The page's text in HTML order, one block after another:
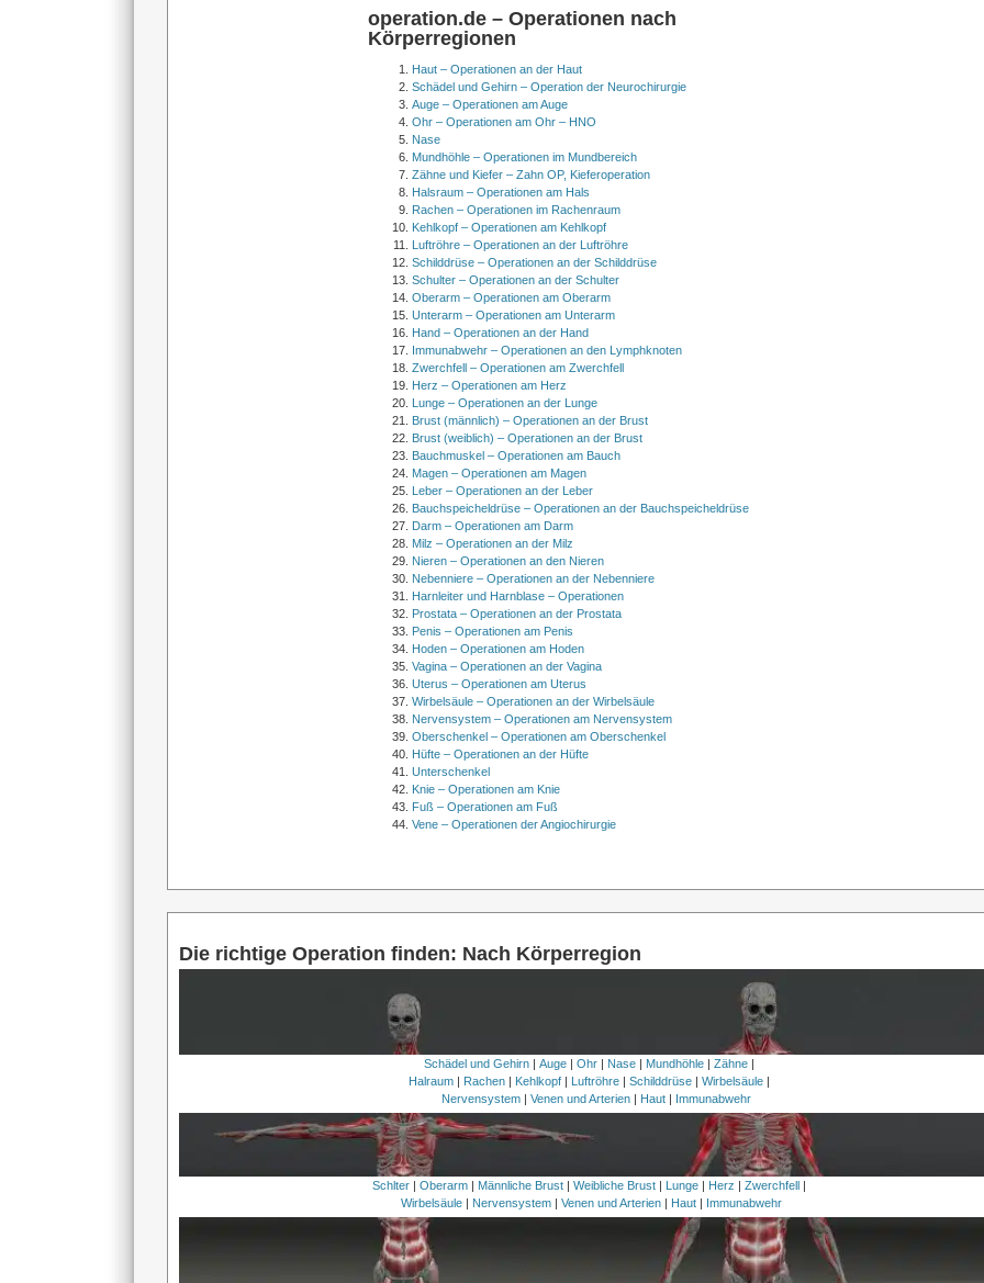
operation.de – Operationen nach
Körperregionen
Haut – Operationen an der Haut
Schädel und Gehirn – Operation der Neurochirurgie
Auge – Operationen am Auge
Ohr – Operationen am Ohr – HNO
Nase
Mundhöhle – Operationen im Mundbereich
Zähne und Kiefer – Zahn OP, Kieferoperation
Halsraum – Operationen am Hals
Rachen – Operationen im Rachenraum
Kehlkopf – Operationen am Kehlkopf
Luftröhre – Operationen an der Luftröhre
Schilddrüse – Operationen an der Schilddrüse
Schulter – Operationen an der Schulter
Oberarm – Operationen am Oberarm
Unterarm – Operationen am Unterarm
Hand – Operationen an der Hand
Immunabwehr – Operationen an den Lymphknoten
Zwerchfell – Operationen am Zwerchfell
Herz – Operationen am Herz
Lunge – Operationen an der Lunge
Brust (männlich) – Operationen an der Brust
Brust (weiblich) – Operationen an der Brust
Bauchmuskel – Operationen am Bauch
Magen – Operationen am Magen
Leber – Operationen an der Leber
Bauchspeicheldrüse – Operationen an der Bauchspeicheldrüse
Darm – Operationen am Darm
Milz – Operationen an der Milz
Nieren – Operationen an den Nieren
Nebenniere – Operationen an der Nebenniere
Harnleiter und Harnblase – Operationen
Prostata – Operationen an der Prostata
Penis – Operationen am Penis
Hoden – Operationen am Hoden
Vagina – Operationen an der Vagina
Uterus – Operationen am Uterus
Wirbelsäule – Operationen an der Wirbelsäule
Nervensystem – Operationen am Nervensystem
Oberschenkel – Operationen am Oberschenkel
Hüfte – Operationen an der Hüfte
Unterschenkel
Knie – Operationen am Knie
Fuß – Operationen am Fuß
Vene – Operationen der Angiochirurgie
Die richtige Operation finden: Nach Körperregion
Schädel und Gehirn |Auge |Ohr | Nase | Mundhöhle |Zähne |
Halraum | Rachen | Kehlkopf | Luftröhre |Schilddrüse |Wirbelsäule |
Nervensystem| Venen und Arterien| Haut| Immunabwehr
Schlter |Oberarm Männliche Brust |Weibliche Brust Lunge Herz |Zwerchfell
Wirbelsäule| Nervensystem| Venen und Arterien| Haut| Immunabwehr